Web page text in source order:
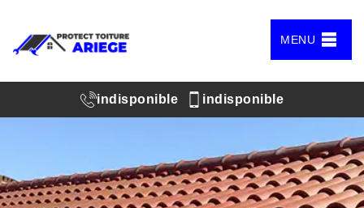
MENU
indisponible indisponible